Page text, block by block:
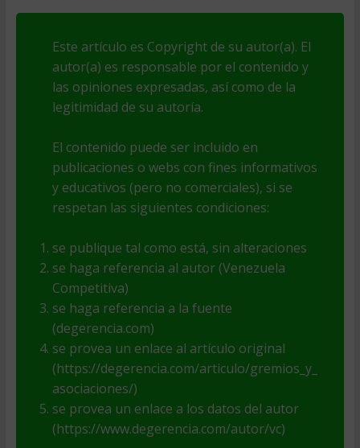
Este artículo es Copyright de su autor(a). El
autor(a) es responsable por el contenido y
las opiniones expresadas, así como de la
legitimidad de su autoría.
El contenido puede ser incluido en
publicaciones o webs con fines informativos
y educativos (pero no comerciales), si se
respetan las siguientes condiciones:
se publique tal como está, sin alteraciones
se haga referencia al autor (Venezuela
Competitiva)
se haga referencia a la fuente
(degerencia.com)
se provea un enlace al artículo original
(https://degerencia.com/articulo/gremios_y_
asociaciones/)
se provea un enlace a los datos del autor
(https://www.degerencia.com/autor/vc)